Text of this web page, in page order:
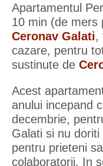
Apartamentul
10 min (de mers
Ceronav Galati,
cazare, pentru
sustinute de
Acest
anului incepand
decembrie,
Galati si nu
pentru prieteni
colaboratorii. In